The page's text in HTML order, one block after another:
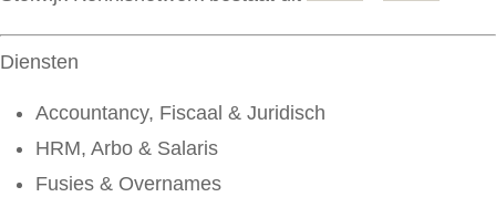
Diensten
Accountancy, Fiscaal & Juridisch
HRM, Arbo & Salaris
Fusies & Overnames